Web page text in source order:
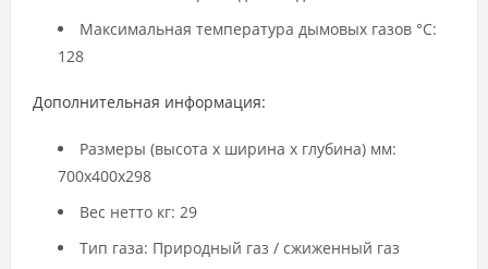
Максимальная температура дымовых газов °C:
128
Дополнительная информация:
Размеры (высота x ширина x глубина) мм:
700x400x298
Вес нетто кг: 29
Тип газа: Природный газ / сжиженный газ